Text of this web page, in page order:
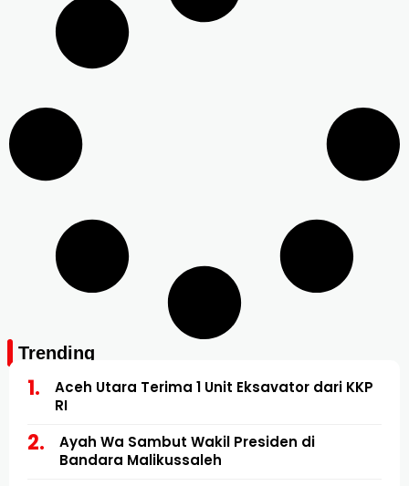
Trending
Aceh Utara Terima 1 Unit Eksavator dari KKP
RI
Ayah Wa Sambut Wakil Presiden di
Bandara Malikussaleh